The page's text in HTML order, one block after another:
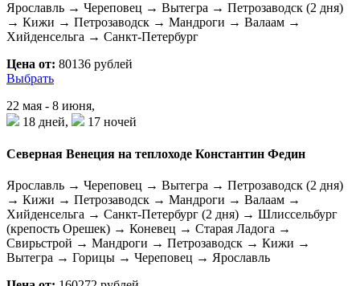
Ярославль → Череповец → Вытегра → Петрозаводск (2 дня)
→ Кижи → Петрозаводск → Мандроги → Валаам →
Хийденсельга → Санкт-Петербург
Цена от: 80136 рублей
Выбрать
22 мая - 8 июня,
18 дней,
17 ночей
Северная Венеция на теплоходе Константин Федин
Ярославль → Череповец → Вытегра → Петрозаводск (2 дня)
→ Кижи → Петрозаводск → Мандроги → Валаам →
Хийденсельга → Санкт-Петербург (2 дня) → Шлиссельбург
(крепость Орешек) → Коневец → Старая Ладога →
Свирьстрой → Мандроги → Петрозаводск → Кижи →
Вытегра → Горицы → Череповец → Ярославль